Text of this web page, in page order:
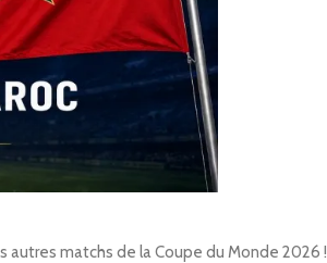
autres matchs de la Coupe du Monde 2026 !